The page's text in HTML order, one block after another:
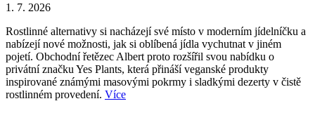
1. 7. 2026
Rostlinné alternativy si nacházejí své místo v moderním jídelníčku a
nabízejí nové možnosti, jak si oblíbená jídla vychutnat v jiném
pojetí. Obchodní řetězec Albert proto rozšířil svou nabídku o
privátní značku Yes Plants, která přináší veganské produkty
inspirované známými masovými pokrmy i sladkými dezerty v čistě
rostlinném provedení. Více